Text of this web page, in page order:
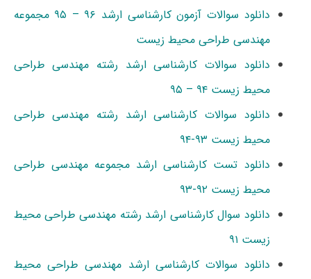
دانلود سوالات آزمون کارشناسی ارشد ۹۶ – ۹۵ مجموعه
مهندسی طراحی محیط زیست
دانلود سوالات کارشناسی ارشد رشته مهندسی طراحی
محیط زیست ۹۴ – ۹۵
دانلود سوالات کارشناسی ارشد رشته مهندسی طراحی
محیط زیست ۹۳-۹۴
دانلود تست کارشناسی ارشد مجموعه مهندسی طراحی
محیط زیست ۹۲-۹۳
دانلود سوال کارشناسی ارشد رشته مهندسی طراحی محیط
زیست ۹۱
دانلود سوالات کارشناسی ارشد مهندسی طراحی محیط